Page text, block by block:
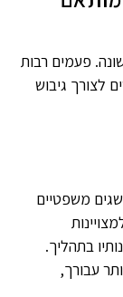
פעמים רבות
לצורך גיבוש
משפטיים
בתהליך.
עבורך,